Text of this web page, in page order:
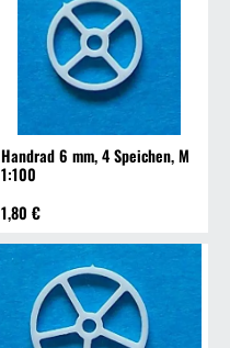
Handrad 6 mm, 4 Speichen, M
1:100
1,80 €